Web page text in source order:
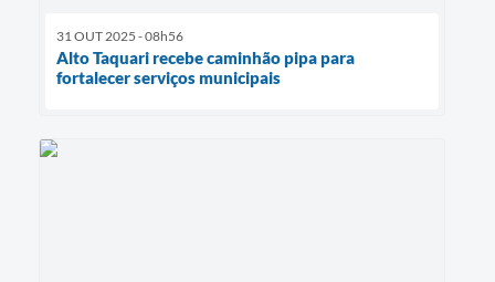
31 OUT 2025 - 08h56
Alto Taquari recebe caminhão pipa para
fortalecer serviços municipais